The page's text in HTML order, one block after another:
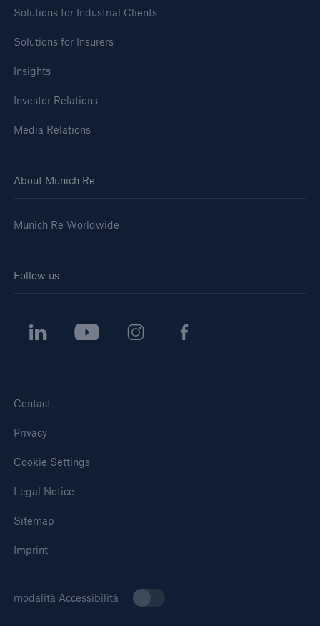
Solutions for Industrial Clients
Solutions for Insurers
Insights
Investor Relations
Media Relations
About Munich Re
Munich Re Worldwide
Follow us
Contact
Privacy
Cookie Settings
Legal Notice
Sitemap
Imprint
modalità Accessibilità